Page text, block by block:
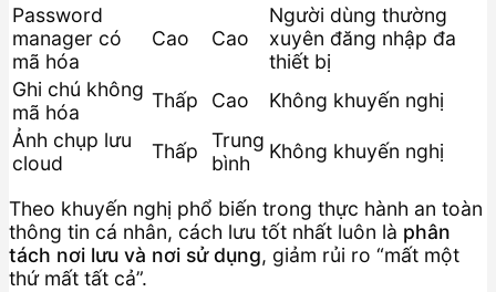
Password
manager có
mã hóa
Cao Cao
Người dùng thường
xuyên đăng nhập đa
thiết bị
Ghi chú không
mã hóa
Thấp Cao
Không khuyến nghị
Ảnh chụp lưu
cloud
Thấp
Trung
bình
Không khuyến nghị
Theo khuyến nghị phổ biến trong thực hành an toàn
thông tin cá nhân, cách lưu tốt nhất luôn là phân
tách nơi lưu và nơi sử dụng, giảm rủi ro “mất một
thứ mất tất cả”.